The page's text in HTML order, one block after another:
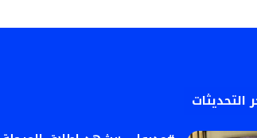
التحديثات